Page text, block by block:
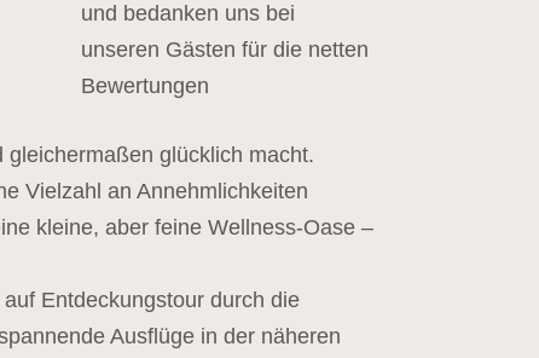
und bedanken uns bei
unseren Gästen für die netten
Bewertungen
glücklich macht.
Vielzahl an Annehmlichkeiten
kleine, aber feine Wellness-Oase –
Entdeckungstour durch die
Ausflüge in der näheren